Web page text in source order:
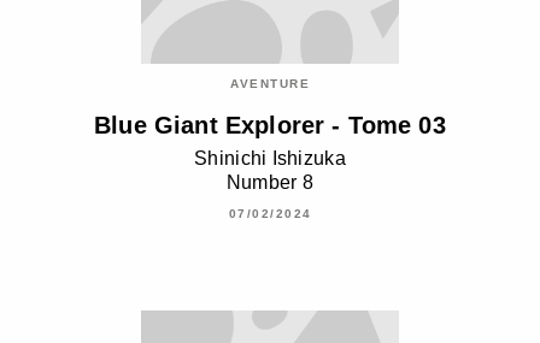
AVENTURE
Blue Giant Explorer - Tome 03
Shinichi Ishizuka
Number 8
07/02/2024